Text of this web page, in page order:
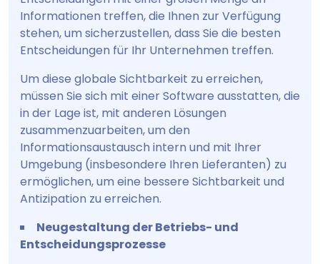
Informationen treffen, die Ihnen zur Verfügung
stehen, um sicherzustellen, dass Sie die besten
Entscheidungen für Ihr Unternehmen treffen.
Um diese globale Sichtbarkeit zu erreichen,
müssen Sie sich mit einer Software ausstatten, die
in der Lage ist, mit anderen Lösungen
zusammenzuarbeiten, um den
Informationsaustausch intern und mit Ihrer
Umgebung (insbesondere Ihren Lieferanten) zu
ermöglichen, um eine bessere Sichtbarkeit und
Antizipation zu erreichen.
Neugestaltung der Betriebs- und
Entscheidungsprozesse